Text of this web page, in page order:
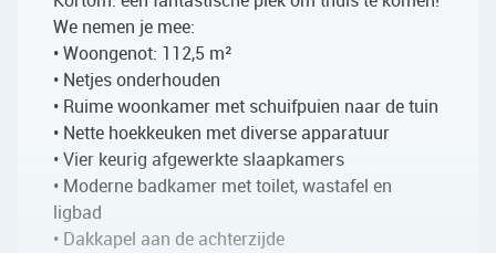
We nemen je mee:
• Woongenot: 112,5 m²
• Netjes onderhouden
• Ruime woonkamer met schuifpuien naar de tuin
• Nette hoekkeuken met diverse apparatuur
• Vier keurig afgewerkte slaapkamers
• Moderne badkamer met toilet, wastafel en
ligbad
• Dakkapel aan de achterzijde